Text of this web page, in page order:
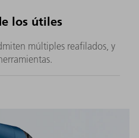
los útiles
múltiples reafilados, y